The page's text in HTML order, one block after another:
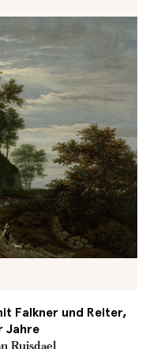
Falkner und Reiter,
Jahre